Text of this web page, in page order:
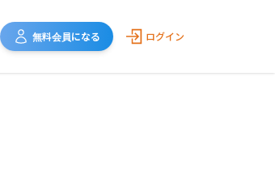
無料会員になる ログイン